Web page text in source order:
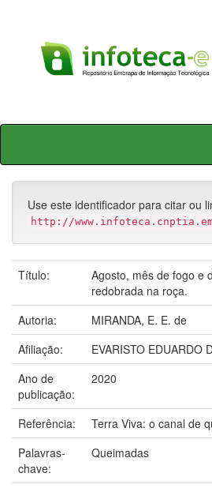
Skip
Use este identificador para citar ou
http://
Título:
Agosto, mês de fogo e
redobrada na roça.
Autoria:
MIRANDA, E. E. de
Afiliação:
EVARISTO EDUARDO
Ano de
publicação:
2020
Referência:
Terra Viva: o canal de
Palavras-
chave:
Queimadas